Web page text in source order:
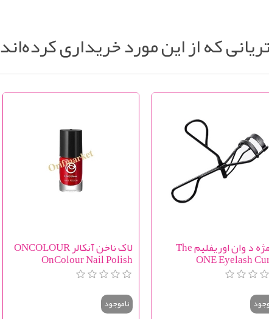
که از این مورد خریداری کرده‌اند
فر مژه د وان اوریفلیم The
ONE Eyelash
لاک ناخن آنکالر ONCOLOUR
OnColour Nail Polish
ناموجود